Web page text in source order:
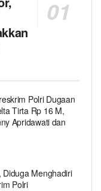
Polri Dugaan
Tirta Rp 16 M,
Apridawati dan
Diduga Menghadiri
Polri